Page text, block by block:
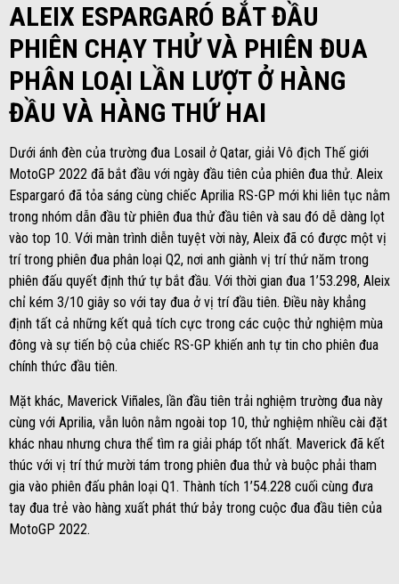
ALEIX ESPARGARÓ BẮT ĐẦU
PHIÊN CHẠY THỬ VÀ PHIÊN ĐUA
PHÂN LOẠI LẦN LƯỢT Ở HÀNG
ĐẦU VÀ HÀNG THỨ HAI
Dưới ánh đèn của trường đua Losail ở Qatar, giải Vô địch Thế giới
MotoGP 2022 đã bắt đầu với ngày đầu tiên của phiên đua thử. Aleix
Espargaró đã tỏa sáng cùng chiếc Aprilia RS-GP mới khi liên tục nằm
trong nhóm dẫn đầu từ phiên đua thử đầu tiên và sau đó dễ dàng lọt
vào top 10. Với màn trình diễn tuyệt vời này, Aleix đã có được một vị
trí trong phiên đua phân loại Q2, nơi anh giành vị trí thứ năm trong
phiên đấu quyết định thứ tự bắt đầu. Với thời gian đua 1’53.298, Aleix
chỉ kém 3/10 giây so với tay đua ở vị trí đầu tiên. Điều này khẳng
định tất cả những kết quả tích cực trong các cuộc thử nghiệm mùa
đông và sự tiến bộ của chiếc RS-GP khiến anh tự tin cho phiên đua
chính thức đầu tiên.
Mặt khác, Maverick Viñales, lần đầu tiên trải nghiệm trường đua này
cùng với Aprilia, vẫn luôn nằm ngoài top 10, thử nghiệm nhiều cài đặt
khác nhau nhưng chưa thể tìm ra giải pháp tốt nhất. Maverick đã kết
thúc với vị trí thứ mười tám trong phiên đua thử và buộc phải tham
gia vào phiên đấu phân loại Q1. Thành tích 1’54.228 cuối cùng đưa
tay đua trẻ vào hàng xuất phát thứ bảy trong cuộc đua đầu tiên của
MotoGP 2022.